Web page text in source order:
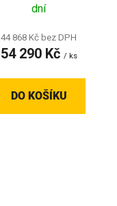
dní
44 868 Kč bez DPH
54 290 Kč / ks
DO KOŠÍKU